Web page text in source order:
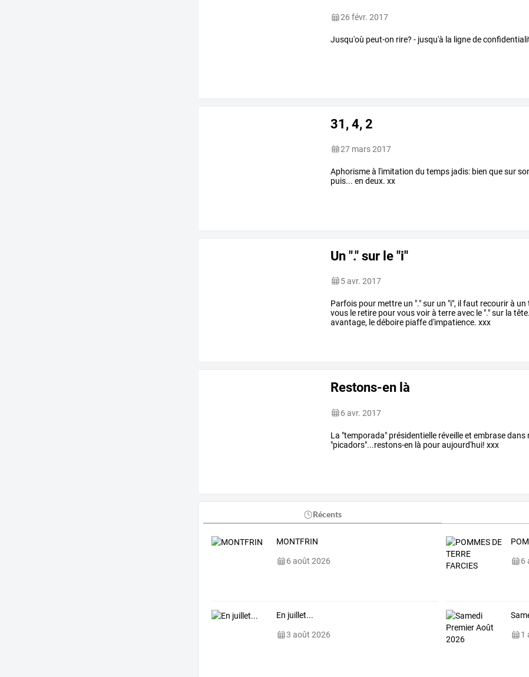
26 févr. 2017
Jusqu'où peut-on rire? - jusqu'à la ligne de
31, 4, 2
27 mars 2017
Aphorisme à l'imitation du temps jadis: bien que sur
puis... en deux. xx
Un "." sur le "i"
5 avr. 2017
Parfois pour mettre un "." sur un "i", il faut recourir à
vous le retire pour vous voir à terre avec le "." sur la
avantage, le déboire piaffe d'impatience. xxx
Restons-en là
6 avr. 2017
La "temporada" présidentielle réveille et embrase
"picadors"...restons-en là pour aujourd'hui! xxx
Récents
MONTFRIN
6 août 2026 6
En juillet...
3 août 2026 1